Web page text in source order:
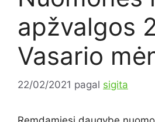
apžvalgos
Vasario
22/02/2021 pagal sigita